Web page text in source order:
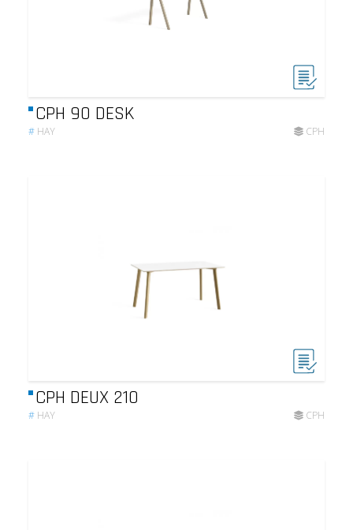
CPH 90 DESK
# HAY CPH
CPH DEUX 210
# HAY CPH